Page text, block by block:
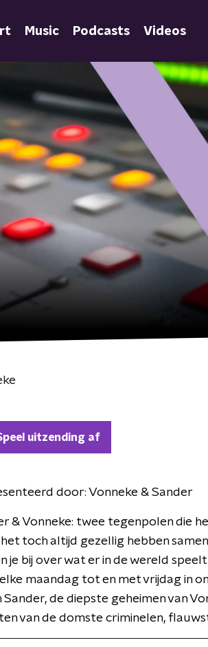
Music Podcasts Videos
uitzending af
door: Vonneke & Sander
& Vonneke: twee tegenpolen die
toch altijd gezellig hebben
je bij over wat er in de wereld
maandag tot en met vrijdag in
Sander, de diepste geheimen van
van de domste criminelen,